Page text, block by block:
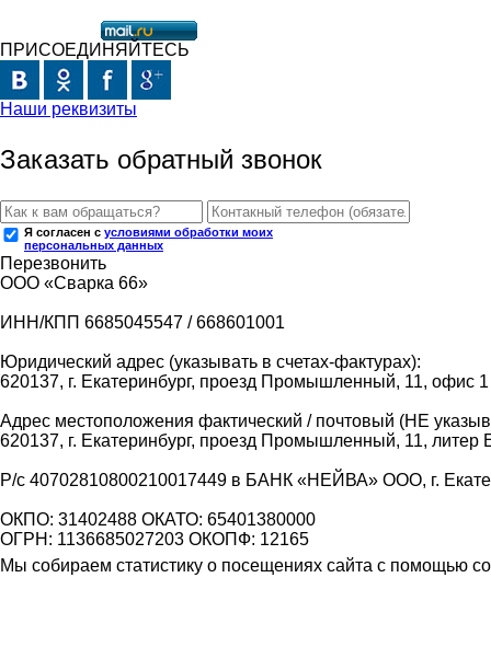
ПРИСОЕДИНЯЙТЕСЬ
Наши реквизиты
Заказать обратный звонок
Я согласен с условиями обработки моих
персональных данных
Перезвонить
ООО «Сварка 66»
ИНН/КПП 6685045547 / 668601001
Юридический адрес (указывать в счетах-фактурах):
620137, г. Екатеринбург, проезд Промышленный, 11, офис 1
Адрес местоположения фактический / почтовый (НЕ
620137, г. Екатеринбург, проезд Промышленный, 11, литер
Р/с 40702810800210017449 в БАНК «НЕЙВА» ООО, г.
ОКПО: 31402488 ОКАТО: 65401380000
ОГРН: 1136685027203 ОКОПФ: 12165
Мы собираем статистику о посещениях сайта с помощью